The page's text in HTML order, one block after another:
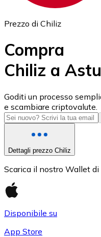
USD Coin
USDC
Prezzo di Chiliz
Compra
Chiliz a
Goditi un processo
e scambiare criptovalute.
Dettagli prezzo Chiliz
Scarica il nostro Wallet
Disponibile su
App Store